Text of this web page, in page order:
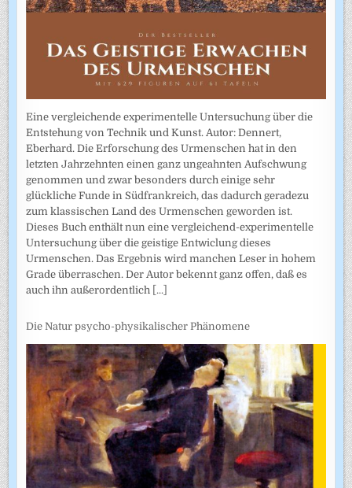
Eine vergleichende experimentelle Untersuchung über die
Entstehung von Technik und Kunst. Autor: Dennert,
Eberhard. Die Erforschung des Urmenschen hat in den
letzten Jahrzehnten einen ganz ungeahnten Aufschwung
genommen und zwar besonders durch einige sehr
glückliche Funde in Südfrankreich, das dadurch geradezu
zum klassischen Land des Urmenschen geworden ist.
Dieses Buch enthält nun eine vergleichend-experimentelle
Untersuchung über die geistige Entwiclung dieses
Urmenschen. Das Ergebnis wird manchen Leser in hohem
Grade überraschen. Der Autor bekennt ganz offen, daß es
auch ihn außerordentlich [...]
Die Natur psycho-physikalischer Phänomene